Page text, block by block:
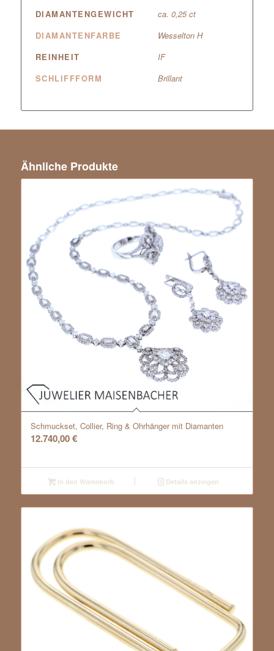
DIAMANTENGEWICHT
ca. 0,25 ct
DIAMANTENFARBE
Wesselton H
REINHEIT
IF
SCHLIFFFORM
Brillant
Ähnliche Produkte
Schmuckset, Collier, Ring & Ohrhänger mit Diamanten
12.740,00€
In den Warenkorb Details anzeigen